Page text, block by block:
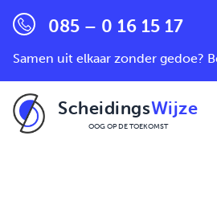
085 – 0 16 15 17
Samen uit elkaar zonder gedoe?
ScheidingsWijze
OOG OP DE TOEKOMST